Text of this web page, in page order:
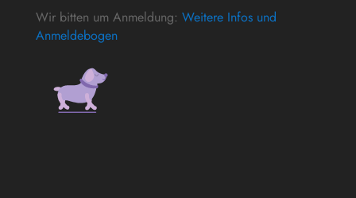
Wir bitten um Anmeldung: Weitere Infos und
Anmeldebogen